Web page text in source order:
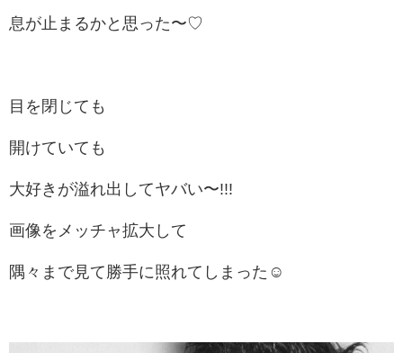
息が止まるかと思った〜♡
目を閉じても
開けていても
大好きが溢れ出してヤバい〜!!!
画像をメッチャ拡大して
隅々まで見て勝手に照れてしまった☺